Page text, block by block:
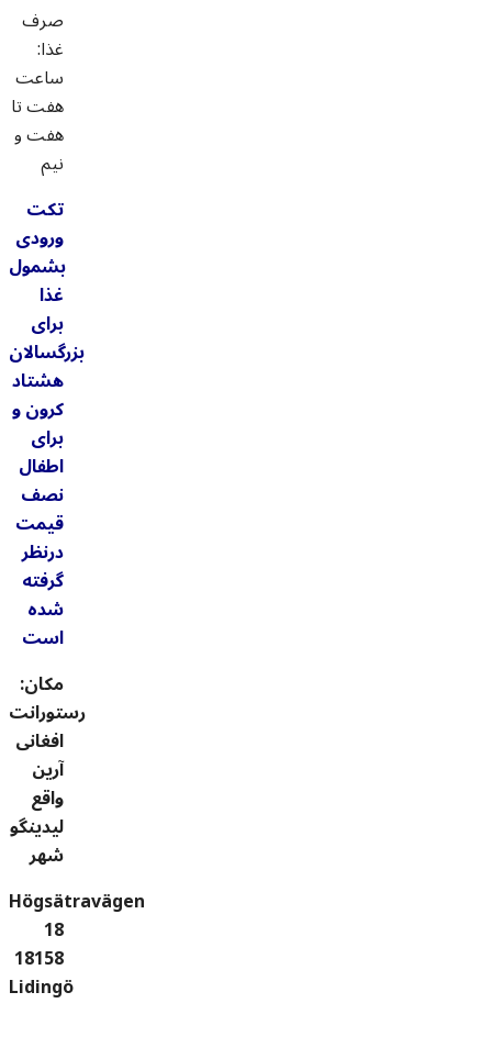
صرف
غذا:
ساعت
هفت تا
هفت و
نیم
تکت
ورودی
بشمول
غذا
برای
بزرگسالان
هشتاد
کرون و
برای
اطفال
نصف
قیمت
درنظر
گرفته
شده
است
مکان:
رستورانت
افغانی
آرین
واقع
لیدینگو
شهر
Högsätravägen
18
18158
Lidingö